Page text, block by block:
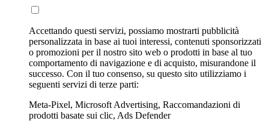
Accettando questi servizi, possiamo mostrarti pubblicità
personalizzata in base ai tuoi interessi, contenuti sponsorizzati
o promozioni per il nostro sito web o prodotti in base al tuo
comportamento di navigazione e di acquisto, misurandone il
successo. Con il tuo consenso, su questo sito utilizziamo i
seguenti servizi di terze parti:
Meta-Pixel, Microsoft Advertising, Raccomandazioni di
prodotti basate sui clic, Ads Defender